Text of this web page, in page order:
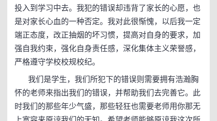
投入到学习中去。我犯的错误却违背了家长的心愿，也
是对家长心血的一种否定。我对此很惭愧，以后我一定
端正态度，改正抽烟的坏习惯，提高对自身的要求，加
强自我约束，强化自身责任感，深化集体主义荣誉感，
严格遵守学校校规校纪。
我们是学生，我们所犯下的错误则需要拥有浩瀚胸
怀的老师来指出我们的错误，并帮助我们去完善它。此
时我们的那些年少气盛，那些轻狂也需要老师用你那无